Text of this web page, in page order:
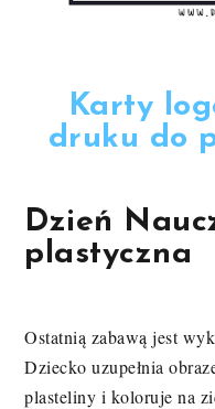
Karty
druku do
Dzień
plastyczna
Ostatnią zabawą jest
Dziecko uzupełnia
plasteliny i koloruje na